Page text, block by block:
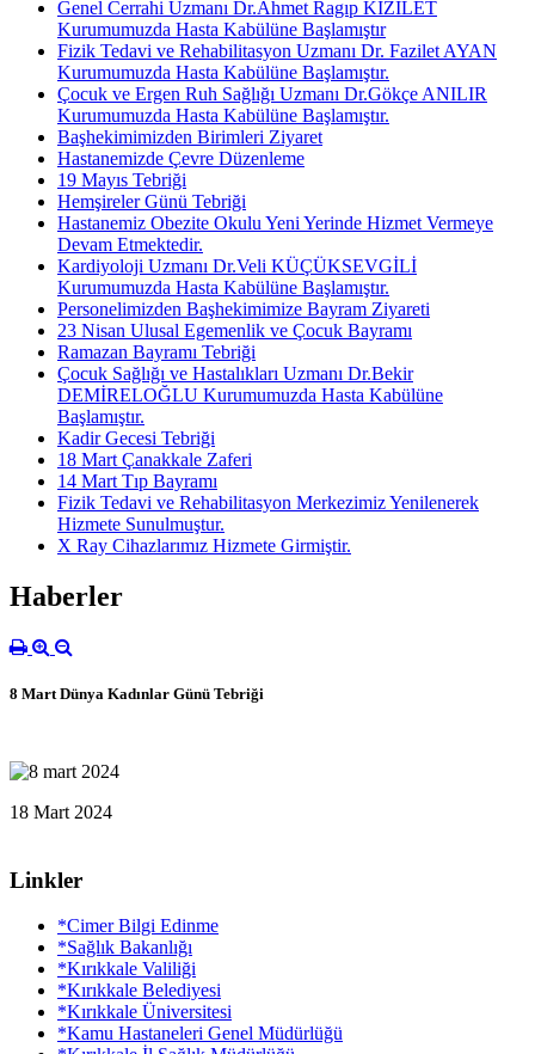
Genel Cerrahi Uzmanı Dr.Ahmet Ragıp KIZILET
Kurumumuzda Hasta Kabülüne Başlamıştır
Fizik Tedavi ve Rehabilitasyon Uzmanı Dr. Fazilet AYAN
Kurumumuzda Hasta Kabülüne Başlamıştır.
Çocuk ve Ergen Ruh Sağlığı Uzmanı Dr.Gökçe ANILIR
Kurumumuzda Hasta Kabülüne Başlamıştır.
Başhekimimizden Birimleri Ziyaret
Hastanemizde Çevre Düzenleme
19 Mayıs Tebriği
Hemşireler Günü Tebriği
Hastanemiz Obezite Okulu Yeni Yerinde Hizmet Vermeye
Devam Etmektedir.
Kardiyoloji Uzmanı Dr.Veli KÜÇÜKSEVGİLİ
Kurumumuzda Hasta Kabülüne Başlamıştır.
Personelimizden Başhekimimize Bayram Ziyareti
23 Nisan Ulusal Egemenlik ve Çocuk Bayramı
Ramazan Bayramı Tebriği
Çocuk Sağlığı ve Hastalıkları Uzmanı Dr.Bekir
DEMİRELOĞLU Kurumumuzda Hasta Kabülüne
Başlamıştır.
Kadir Gecesi Tebriği
18 Mart Çanakkale Zaferi
14 Mart Tıp Bayramı
Fizik Tedavi ve Rehabilitasyon Merkezimiz Yenilenerek
Hizmete Sunulmuştur.
X Ray Cihazlarımız Hizmete Girmiştir.
Haberler
8 Mart Dünya Kadınlar Günü Tebriği
18 Mart 2024
Linkler
*Cimer Bilgi Edinme
*Sağlık Bakanlığı
*Kırıkkale Valiliği
*Kırıkkale Belediyesi
*Kırıkkale Üniversitesi
*Kamu Hastaneleri Genel Müdürlüğü